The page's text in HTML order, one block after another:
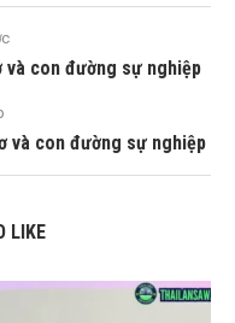
và con đường sự nghiệp
và con đường sự nghiệp
LIKE